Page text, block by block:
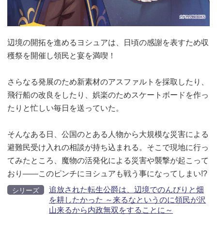
辺境の開拓を進めるヨシュアは、日頃の感謝を表すため収
穫祭を開催し領民と宴を満喫！
さらなる発展のため新素材のアスファルトを採取したり、
飛行船の改良をしたり、娯楽のためスケートボードを作っ
たりと忙しい毎日を送っていた。
そんなある日、公国のとある人物から大規模な災害による
避難民受け入れの相談が持ち込まれる。そこで現地に行っ
てみたところ、魔物の活発化による災害や襲撃が起こって
おり――このピンチにヨシュアも戦う事になってしまい!?
シリーズ
追放された転生公爵は、辺境でのんびりと畑
を耕したかった ～来るなというのに領民が沢
山来るから内政無双をすることに～